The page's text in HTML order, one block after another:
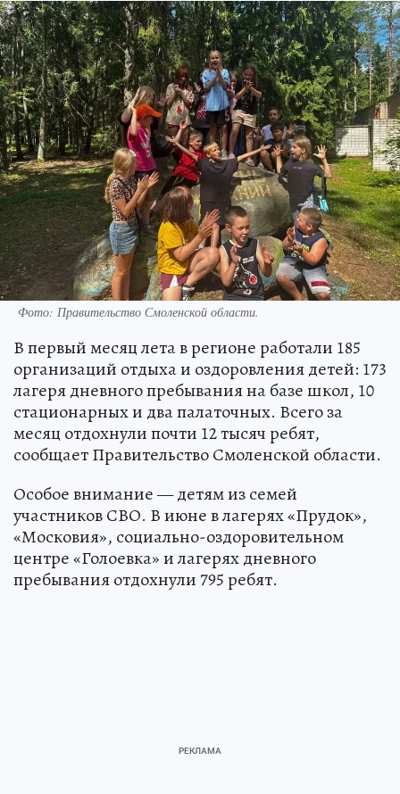
Фото: Правительство Смоленской области.
В первый месяц лета в регионе работали 185
организаций отдыха и оздоровления детей: 173
лагеря дневного пребывания на базе школ, 10
стационарных и два палаточных. Всего за
месяц отдохнули почти 12 тысяч ребят,
сообщает Правительство Смоленской области.
Особое внимание — детям из семей
участников СВО. В июне в лагерях «Прудок»,
«Московия», социально-оздоровительном
центре «Голоевка» и лагерях дневного
пребывания отдохнули 795 ребят.